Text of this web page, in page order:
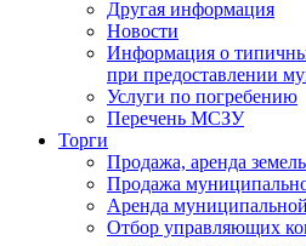
Другая информация
Новости
Информация о
при предоставлении
Услуги по погребению
Перечень МСЗУ
Торги
Продажа, аренда
Продажа
Аренда
Отбор управляющих